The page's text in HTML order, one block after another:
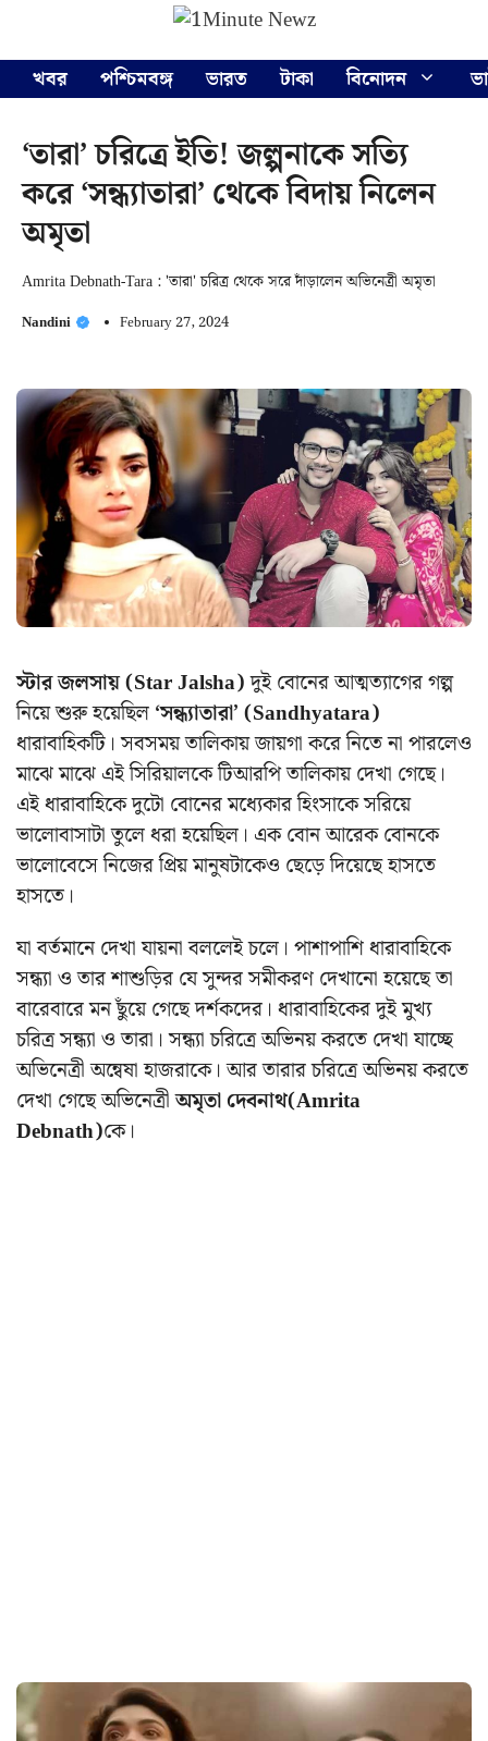
content
খবর
পশ্চিমবঙ্গ ভারত টাকা বিনোদন
‘তারা’ চরিত্রে ইতি! জল্পনাকে সত্যি
করে ‘সন্ধ্যাতারা’ থেকে বিদায় নিলেন
অমৃতা
Amrita Debnath-Tara : 'তারা' চরিত্র থেকে সরে দাঁড়ালেন অভিনেত্রী অমৃতা
Nandini February 27, 2024
স্টার জলসায় (Star Jalsha)দুই বোনের আত্মত্যাগের গল্প
নিয়ে শুরু হয়েছিল‘সন্ধ্যাতারা’ (Sandhyatara)
ধারাবাহিকটি। সবসময় তালিকায় জায়গা করে নিতে না পারলেও
মাঝে মাঝে এই সিরিয়ালকে টিআরপি তালিকায় দেখা গেছে।
এই ধারাবাহিকে দুটো বোনের মধ্যেকার হিংসাকে সরিয়ে
ভালোবাসাটা তুলে ধরা হয়েছিল। এক বোন আরেক বোনকে
ভালোবেসে নিজের প্রিয় মানুষটাকেও ছেড়ে দিয়েছে হাসতে
হাসতে।
যা বর্তমানে দেখা যায়না বললেই চলে। পাশাপাশি ধারাবাহিকে
সন্ধ্যা ও তার শাশুড়ির যে সুন্দর সমীকরণ দেখানো হয়েছে তা
বারেবারে মন ছুঁয়ে গেছে দর্শকদের। ধারাবাহিকের দুই মুখ্য
চরিত্র সন্ধ্যা ও তারা। সন্ধ্যা চরিত্রে অভিনয় করতে দেখা যাচ্ছে
অভিনেত্রী অন্বেষা হাজরাকে। আর তারার চরিত্রে অভিনয় করতে
দেখা গেছে অভিনেত্রীঅমৃতা দেবনাথ(Amrita
Debnath)কে।